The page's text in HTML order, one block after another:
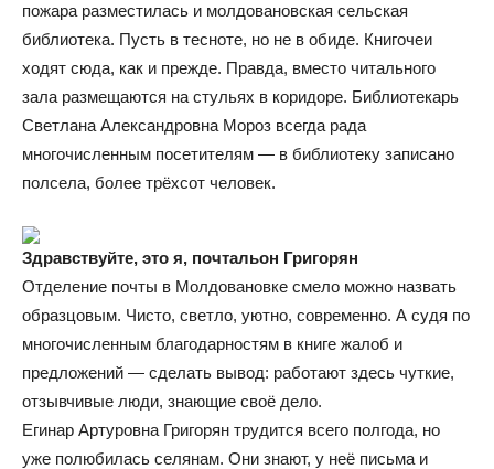
пожара разместилась и молдовановская сельская
библиотека. Пусть в тесноте, но не в обиде. Книгочеи
ходят сюда, как и прежде. Правда, вместо читального
зала размещаются на стульях в коридоре. Библиотекарь
Светлана Александровна Мороз всегда рада
многочисленным посетителям — в библиотеку записано
полсела, более трёхсот человек.
Здравствуйте, это я, почтальон Григорян
Отделение почты в Молдовановке смело можно назвать
образцовым. Чисто, светло, уютно, современно. А судя по
многочисленным благодарностям в книге жалоб и
предложений — сделать вывод: работают здесь чуткие,
отзывчивые люди, знающие своё дело.
Егинар Артуровна Григорян трудится всего полгода, но
уже полюбилась селянам. Они знают, у неё письма и